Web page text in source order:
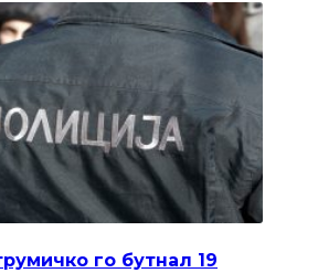
го бутнал 19